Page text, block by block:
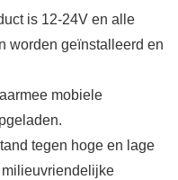
is 12-24V en alle
worden geïnstalleerd en
mobiele
tegen hoge en lage
milieuvriendelijke